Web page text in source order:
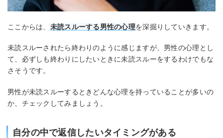
ここからは、 未読スルーする男性の心理を深掘りしていきます。
未読スルーされたら終わりのように感じますが、男性の心理とし
て、必ずしも終わりにしたいときに未読スルーをするわけでもな
さそうです。
男性が未読スルーするときどんな心理を持っていることが多いの
か、チェックしてみましょう。
自分の中で返信したいタイミングがある